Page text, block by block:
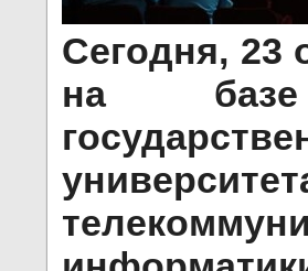
Сегодня, 23
на базе